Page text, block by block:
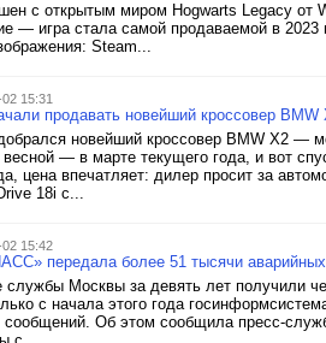
с открытым миром Hogwarts Legacy от
— игра стала самой продаваемой в
Steam...
15:31
продавать новейший кроссовер
новейший кроссовер BMW X2 —
весной — в марте текущего года, и вот
цена впечатляет: дилер просит за
18i с...
15:42
передала более 51 тысячи
службы Москвы за девять лет получили
с начала этого года
сообщений. Об этом сообщила пресс-